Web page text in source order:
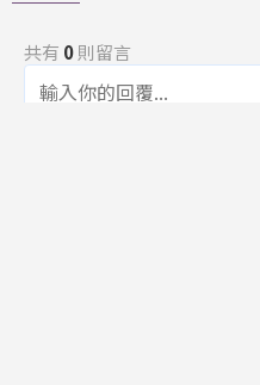
共有 0則留言